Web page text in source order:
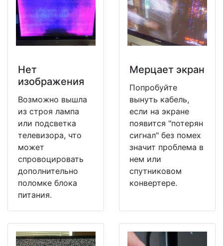
Нет
изображения
Возможно вышла
из строя лампа
или подсветка
телевизора, что
может
спровоцировать
дополнительно
поломке блока
питания.
Мерцает экран
Попробуйте
вынуть кабель,
если на экране
появится "потерян
сигнал" без помех
значит проблема в
нем или
спутниковом
конвертере.